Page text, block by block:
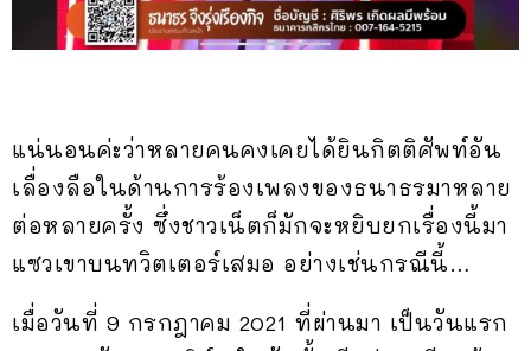
แน่นอนค่ะว่าหลายคนคงเคยได้ยินกิตติศัพท์อัน
เลื่องลือในด้านการร้องเพลงของธนาธรมาหลาย
ต่อหลายครั้ง ซึ่งชาวเน็ตก็มักจะหยิบยกเรื่องนี้มา
แซวเขาบนทวิตเตอร์เสมอ อย่างเช่นกรณีนี้…
เมื่อวันที่ 9 กรกฎาคม 2021 ที่ผ่านมา เป็นวันแรก